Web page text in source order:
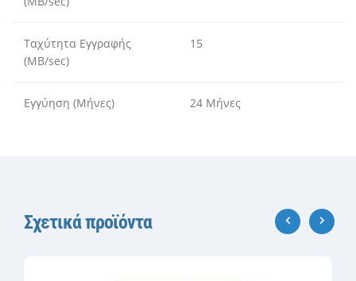
Ταχύτητα Εγγραφής
(MB/sec)
15
Εγγύηση (Μήνες) 24 Μήνες
Σχετικά προϊόντα